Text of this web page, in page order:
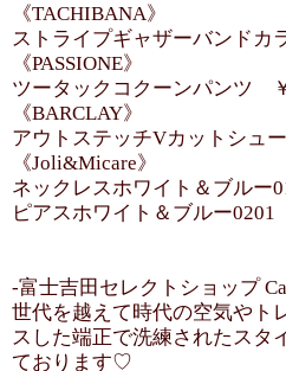
《TACHIBANA》
ストライプギャザーバンド
《PASSIONE》
ツータックコクーンパンツ
《BARCLAY》
アウトステッチVカットシュ
《Joli&Micare》
ネックレスホワイト＆ブルー
ピアスホワイト＆ブルー
-富士吉田セレクトショップ
世代を越えて時代の空気やト
スした端正で洗練されたスタ
ております♡